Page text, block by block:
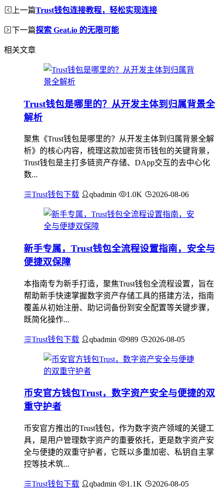
上一篇Trust钱包连接教程，轻松实现连接
下一篇探索 Geat.io 的无限可能
相关文章
Trust钱包是哪里的？从开发主体到归属背景全
解析
聚焦《Trust钱包是哪里的？从开发主体到归属背景全解
析》的核心内容，梳理这款加密货币钱包的关键背景，
Trust钱包是主打多链资产存储、DApp交互的去中心化
数...
Trust钱包下载 qbadmin 1.0K 2026-08-06
新手专属，Trust钱包全流程设置指南，安全与
便捷双保障
本指南专为新手打造，聚焦Trust钱包全流程设置，旨在
帮助新手快速掌握数字资产存储工具的搭建方法，指南
覆盖从初始注册、助记词备份到安全配置等关键步骤，
既简化操作...
Trust钱包下载 qbadmin 989 2026-08-05
币安官方钱包Trust，数字资产安全与便捷的双
重守护者
币安官方推出的Trust钱包，作为数字资产领域的关键工
具，是用户管理数字资产的重要依托，更是数字资产安
全与便捷的双重守护者，它既以多重加密、私钥自主掌
控等技术筑...
Trust钱包下载 qbadmin 1.1K 2026-08-05